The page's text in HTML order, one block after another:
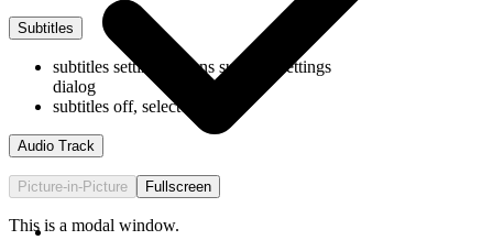
Subtitles
subtitles settings
, opens subtitles settings
dialog
subtitles off, selected
Audio Track
Picture-in-Picture Fullscreen
This is a modal window.